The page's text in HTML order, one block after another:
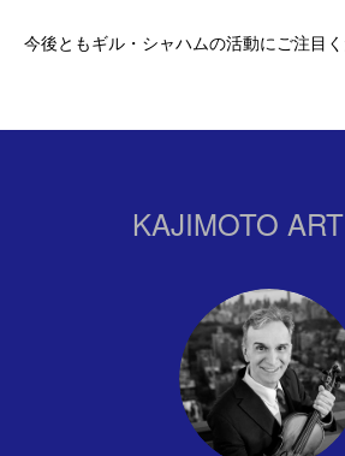
今後ともギル・シャハムの活動にご注目く
KAJIMOTO